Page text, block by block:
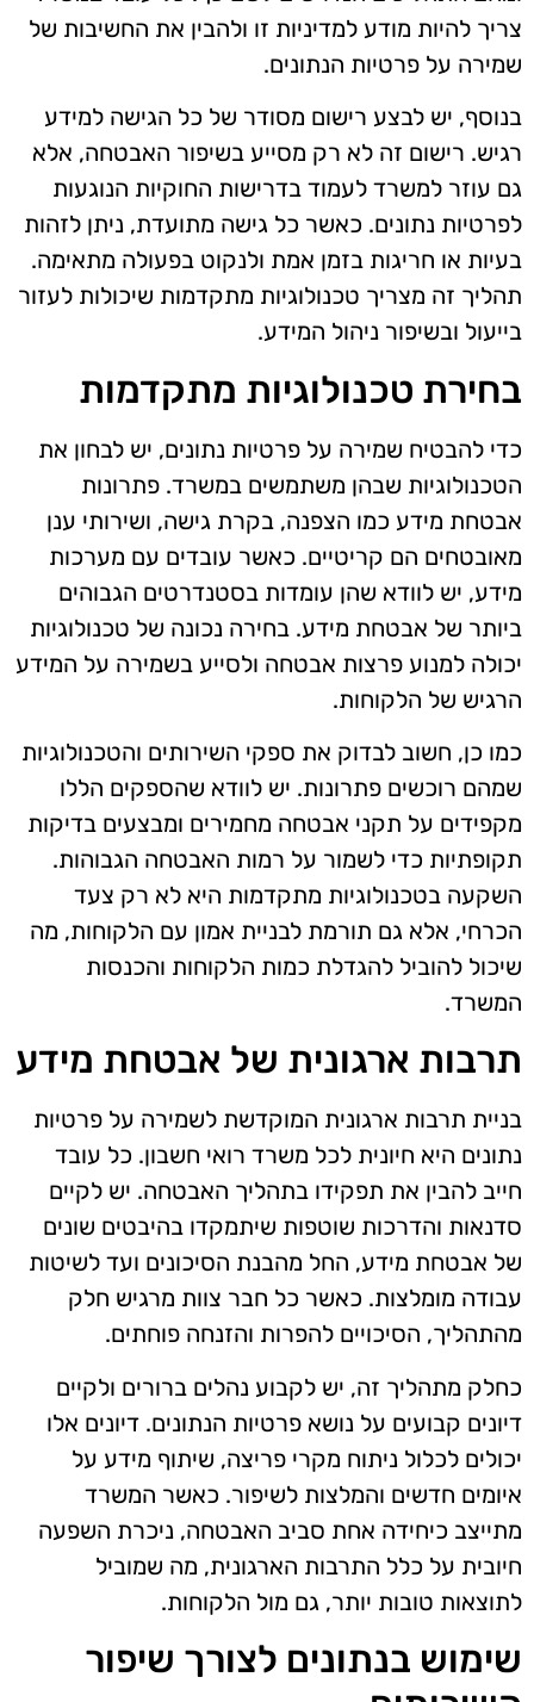
צריך להיות מודע למדיניות זו ולהבין את החשיבות של
שמירה על פרטיות הנתונים.
בנוסף, יש לבצע רישום מסודר של כל הגישה למידע
רגיש. רישום זה לא רק מסייע בשיפור האבטחה, אלא
גם עוזר למשרד לעמוד בדרישות החוקיות הנוגעות
לפרטיות נתונים. כאשר כל גישה מתועדת, ניתן לזהות
בעיות או חריגות בזמן אמת ולנקוט בפעולה מתאימה.
תהליך זה מצריך טכנולוגיות מתקדמות שיכולות לעזור
בייעול ובשיפור ניהול המידע.
בחירת טכנולוגיות מתקדמות
כדי להבטיח שמירה על פרטיות נתונים, יש לבחון את
הטכנולוגיות שבהן משתמשים במשרד. פתרונות
אבטחת מידע כמו הצפנה, בקרת גישה, ושירותי ענן
מאובטחים הם קריטיים. כאשר עובדים עם מערכות
מידע, יש לוודא שהן עומדות בסטנדרטים הגבוהים
ביותר של אבטחת מידע. בחירה נכונה של טכנולוגיות
יכולה למנוע פרצות אבטחה ולסייע בשמירה על המידע
הרגיש של הלקוחות.
כמו כן, חשוב לבדוק את ספקי השירותים והטכנולוגיות
שמהם רוכשים פתרונות. יש לוודא שהספקים הללו
מקפידים על תקני אבטחה מחמירים ומבצעים בדיקות
תקופתיות כדי לשמור על רמות האבטחה הגבוהות.
השקעה בטכנולוגיות מתקדמות היא לא רק צעד
הכרחי, אלא גם תורמת לבניית אמון עם הלקוחות, מה
שיכול להוביל להגדלת כמות הלקוחות והכנסות
המשרד.
תרבות ארגונית של אבטחת מידע
בניית תרבות ארגונית המוקדשת לשמירה על פרטיות
נתונים היא חיונית לכל משרד רואי חשבון. כל עובד
חייב להבין את תפקידו בתהליך האבטחה. יש לקיים
סדנאות והדרכות שוטפות שיתמקדו בהיבטים שונים
של אבטחת מידע, החל מהבנת הסיכונים ועד לשיטות
עבודה מומלצות. כאשר כל חבר צוות מרגיש חלק
מהתהליך, הסיכויים להפרות והזנחה פוחתים.
כחלק מתהליך זה, יש לקבוע נהלים ברורים ולקיים
דיונים קבועים על נושא פרטיות הנתונים. דיונים אלו
יכולים לכלול ניתוח מקרי פריצה, שיתוף מידע על
איומים חדשים והמלצות לשיפור. כאשר המשרד
מתייצב כיחידה אחת סביב האבטחה, ניכרת השפעה
חיובית על כלל התרבות הארגונית, מה שמוביל
לתוצאות טובות יותר, גם מול הלקוחות.
שימוש בנתונים לצורך שיפור